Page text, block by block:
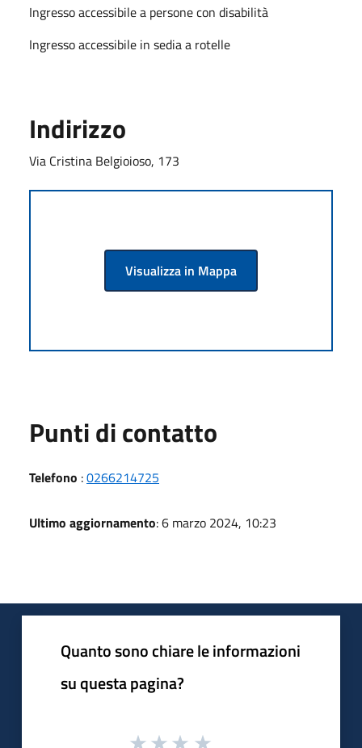
Ingresso accessibile a persone con disabilità
Ingresso accessibile in sedia a rotelle
Indirizzo
Via Cristina Belgioioso, 173
Visualizza in Mappa
Punti di contatto
Telefono :0266214725
Ultimo aggiornamento: 6 marzo 2024, 10:23
Quanto sono chiare le informazioni
su questa pagina?